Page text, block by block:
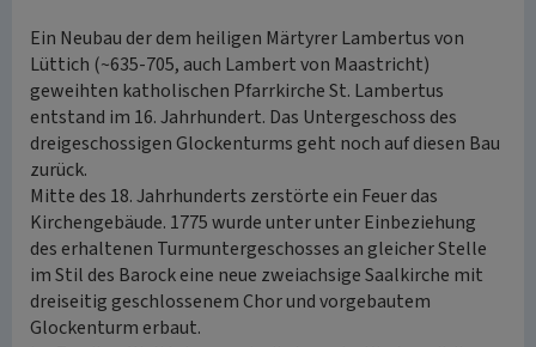
Ein Neubau der dem heiligen Märtyrer Lambertus von
Lüttich (~635-705, auch Lambert von Maastricht)
geweihten katholischen Pfarrkirche St. Lambertus
entstand im 16. Jahrhundert. Das Untergeschoss des
dreigeschossigen Glockenturms geht noch auf diesen Bau
zurück.
Mitte des 18. Jahrhunderts zerstörte ein Feuer das
Kirchengebäude. 1775 wurde unter unter Einbeziehung
des erhaltenen Turmuntergeschosses an gleicher Stelle
im Stil des Barock eine neue zweiachsige Saalkirche mit
dreiseitig geschlossenem Chor und vorgebautem
Glockenturm erbaut.